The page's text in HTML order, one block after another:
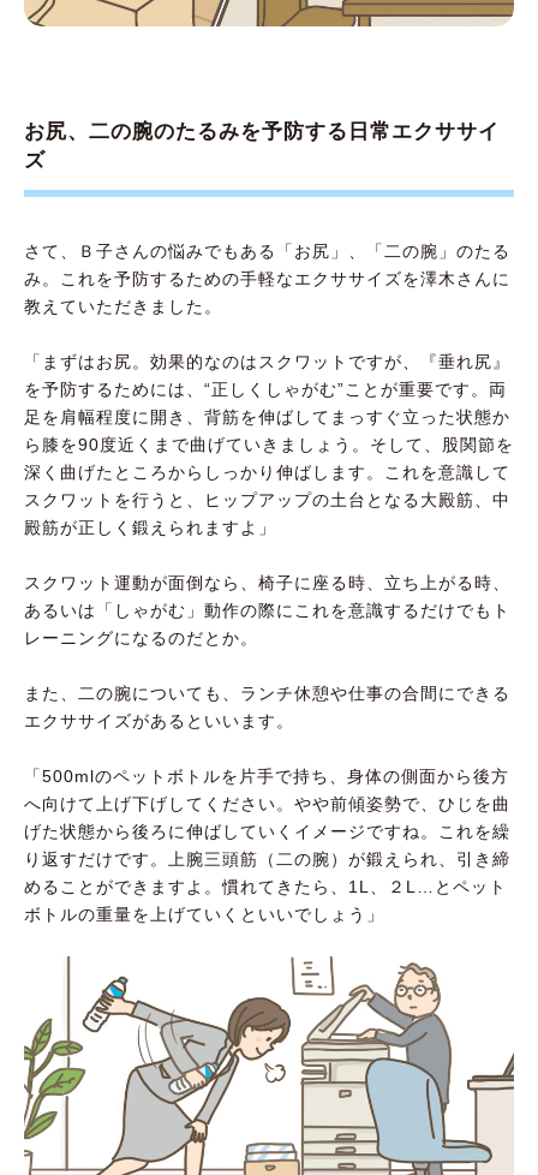
お尻、二の腕のたるみを予防する日常エクササイ
ズ
さて、Ｂ子さんの悩みでもある「お尻」、「二の腕」のたる
み。これを予防するための手軽なエクササイズを澤木さんに
教えていただきました。
「まずはお尻。効果的なのはスクワットですが、『垂れ尻』
を予防するためには、“正しくしゃがむ”ことが重要です。両
足を肩幅程度に開き、背筋を伸ばしてまっすぐ立った状態か
ら膝を90度近くまで曲げていきましょう。そして、股関節を
深く曲げたところからしっかり伸ばします。これを意識して
スクワットを行うと、ヒップアップの土台となる大殿筋、中
殿筋が正しく鍛えられますよ」
スクワット運動が面倒なら、椅子に座る時、立ち上がる時、
あるいは「しゃがむ」動作の際にこれを意識するだけでもト
レーニングになるのだとか。
また、二の腕についても、ランチ休憩や仕事の合間にできる
エクササイズがあるといいます。
「500mlのペットボトルを片手で持ち、身体の側面から後方
へ向けて上げ下げしてください。やや前傾姿勢で、ひじを曲
げた状態から後ろに伸ばしていくイメージですね。これを繰
り返すだけです。上腕三頭筋（二の腕）が鍛えられ、引き締
めることができますよ。慣れてきたら、1L、２L…とペット
ボトルの重量を上げていくといいでしょう」